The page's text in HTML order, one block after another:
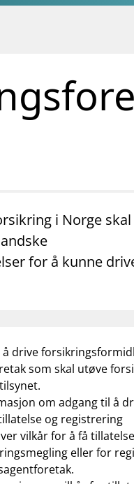
i Norge skal
for å kunne
å drive
som skal utøve
om adgang til å
og registrering
vilkår for å få
eller for